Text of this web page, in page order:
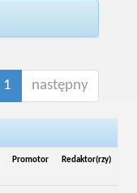
1 następny
Promotor Redaktor(rzy)